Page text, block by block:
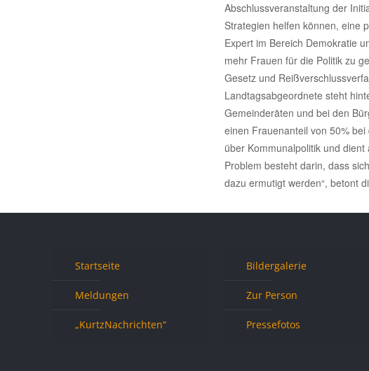
Abschlussveranstaltung der
Strategien helfen können, eine
Expert im Bereich Demokratie
mehr Frauen für die Politik zu
Gesetz und
Landtagsabgeordnete steht
Gemeinderäten und bei den
einen Frauenanteil von 50%
über Kommunalpolitik und
Problem besteht darin, dass
dazu ermutigt werden“, betont
Startseite
Meldungen
„KurtzNachrichten“
Bildergalerie
Zur Person
Pressefotos